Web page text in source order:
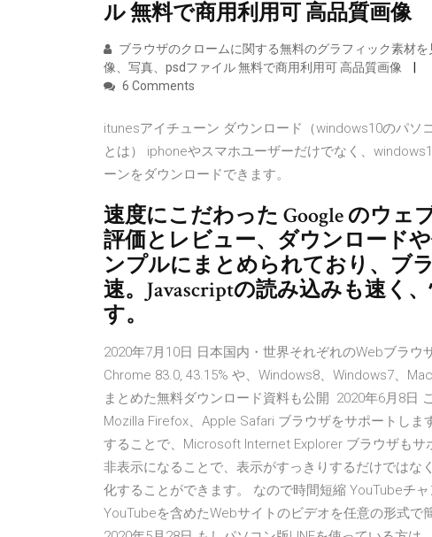
ル 無料で商用利用可 高品質画像
ブラウザのクロームに関する無料のグラフィック素材
像、写真、psdファイル 無料で商用利用可 高品質画像
6 Comments
itunesアイチューン ダウンロード（windows10のパソ
とは） iphoneやスマホユーザーだけでなく、
ーンをダウンロードできます。
速度にこだわった Google のウェ
評価とレビュー、ダウンロード
ンプルにまとめられており、ブ
速。Javascriptの読み込みも速く
す。
2020年7月10日 日本国内・世界それぞれのWebブラ
Chrome 83.0, 43.15% や、Windows8、Windows7、
まとめた無料ダウンロード資料も公開 2020年6月8日
Mozilla Firefox、Apple Safari ブラウザをサポートし
することで、Microsoft Internet Explorer ブラウザも
非表示になることで、表示がすっきりするだけでは
化することができます。 なので時間短縮 YouTubeチ
YouTubeを含めたWebサイトのビデオを任意の形式で